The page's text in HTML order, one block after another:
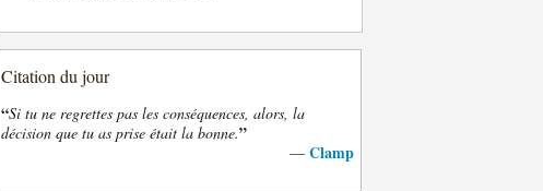
Citation du jour
“Si tu ne regrettes pas les conséquences, alors, la
décision que tu as prise était la bonne.”
— Clamp